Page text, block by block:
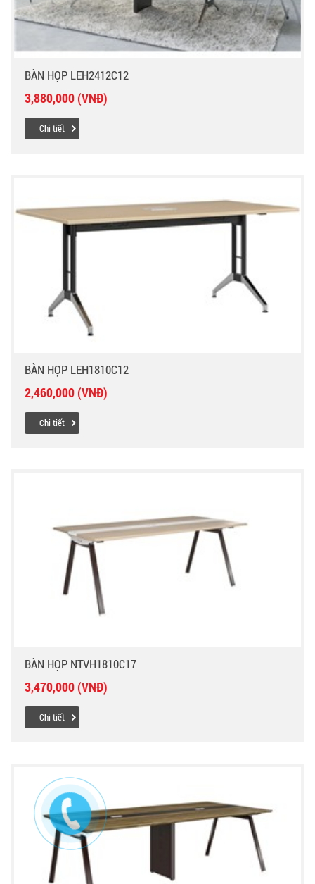
BÀN HỌP LEH2412C12
3,880,000 (VNĐ)
Chi tiết
BÀN HỌP LEH1810C12
2,460,000 (VNĐ)
Chi tiết
BÀN HỌP NTVH1810C17
3,470,000 (VNĐ)
Chi tiết